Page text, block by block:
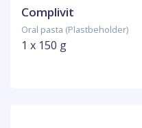
Complivit
Oral pasta (Plastbeholder)
1 x 150 g